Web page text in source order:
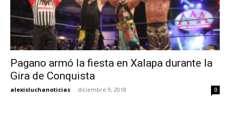
Pagano armó la fiesta en Xalapa durante la
Gira de Conquista
alexisluchanoticias - diciembre 9, 2018 0